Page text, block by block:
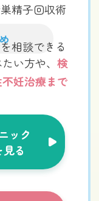
精子回収術
相談できる
い方や、検
妊治療まで
ック
る